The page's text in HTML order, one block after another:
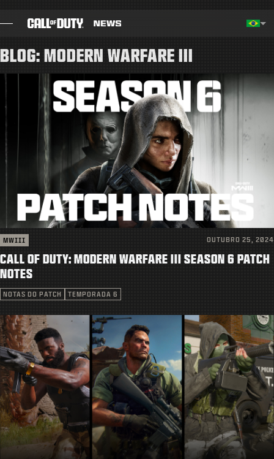
BLOG
NOTAS DO PATCH
NOTÍCIAS
STORE
ESPORTS
SUPORTE
XBOX GAME PASS
ENTRAR INSCREVER-SE
BLOG: MODERN WARFARE III
MWIII OUTUBRO 25, 2024
CALL OF DUTY: MODERN WARFARE III SEASON 6 PATCH
NOTES
NOTAS DO PATCH TEMPORADA 6